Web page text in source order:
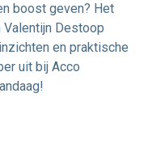
boost geven? Het
Destoop
en praktische
uit bij Acco